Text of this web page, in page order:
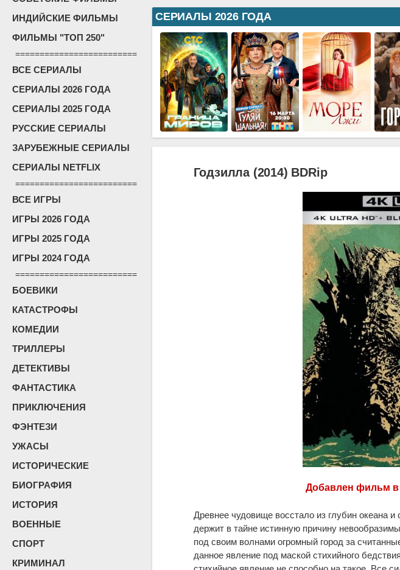
ИНДИЙСКИЕ ФИЛЬМЫ
ФИЛЬМЫ "ТОП 250"
=========================
ВСЕ СЕРИАЛЫ
СЕРИАЛЫ 2026 ГОДА
СЕРИАЛЫ 2025 ГОДА
РУССКИЕ СЕРИАЛЫ
ЗАРУБЕЖНЫЕ СЕРИАЛЫ
СЕРИАЛЫ NETFLIX
=========================
ВСЕ ИГРЫ
ИГРЫ 2026 ГОДА
ИГРЫ 2025 ГОДА
ИГРЫ 2024 ГОДА
=========================
БОЕВИКИ
КАТАСТРОФЫ
КОМЕДИИ
ТРИЛЛЕРЫ
ДЕТЕКТИВЫ
ФАНТАСТИКА
ПРИКЛЮЧЕНИЯ
ФЭНТЕЗИ
УЖАСЫ
ИСТОРИЧЕСКИЕ
БИОГРАФИЯ
ИСТОРИЯ
ВОЕННЫЕ
СПОРТ
КРИМИНАЛ
СЕРИАЛЫ 2026 ГОДА
Годзилла (2014) BDRip
Добавлен фильм в
Древнее чудовище восстало из глубин океана
держит в тайне истинную причину
под своим волнами огромный город за
данное явление под маской стихийного